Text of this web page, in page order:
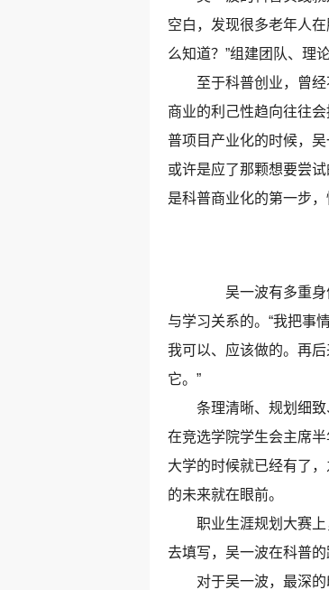
空白，发现很多老年人
么知道？”组建团队、理
至于科普创业，曾经不
商业的利己性趋向往往
普项目产业化的时候，
或许是应了那颗想要尝
是科普商业化的第一
吴一波有多重身
与学习关系的。“我把事
我可以、应该做的。再
它。”
条理清晰、规划细致、
在竞选学院学生会主席
大学的时候就已经有了
的未来就在眼前。
职业生涯规划大赛上，
去填写，吴一波在科普的
对于吴一波，最深的印